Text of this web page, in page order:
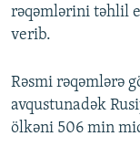
rəqəmlərini təhlil
verib.
Rəsmi rəqəmlərə
avqustunadək
ölkəni 506 min